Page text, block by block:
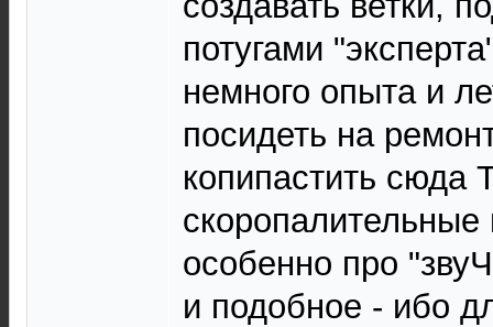
потугами
немного опыта и
посидеть на
копипастить сюда
особенно про
и подобное - ибо